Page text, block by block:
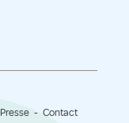
Presse Contact